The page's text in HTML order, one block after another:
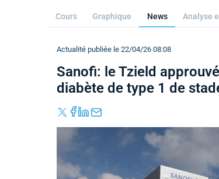
Cours Graphique News Analyse
Actualité publiée le 22/04/26 08:08
Sanofi: le Tzield
diabète de type 1 de